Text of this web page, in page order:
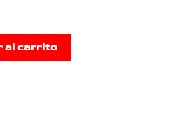
al carrito